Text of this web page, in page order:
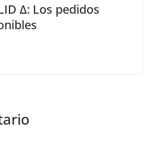
Δ: Los pedidos